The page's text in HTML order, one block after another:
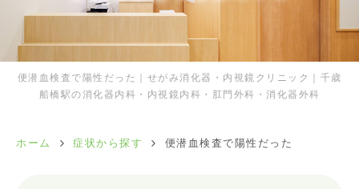
便潜血検査で陽性だった｜せがみ消化器・内視鏡クリニック｜千歳
船橋駅の消化器内科・内視鏡内科・肛門外科・消化器外科
ホーム 症状から探す 便潜血検査で陽性だった